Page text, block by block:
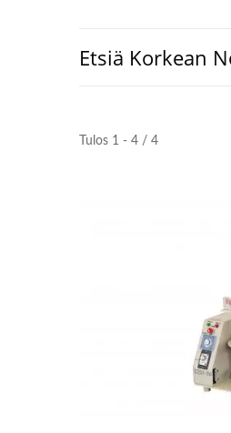
Etsiä Korkean
Tulos 1 - 4 / 4